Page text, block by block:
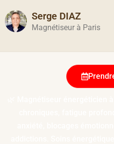
Serge DIAZ
Magnétiseur à Paris